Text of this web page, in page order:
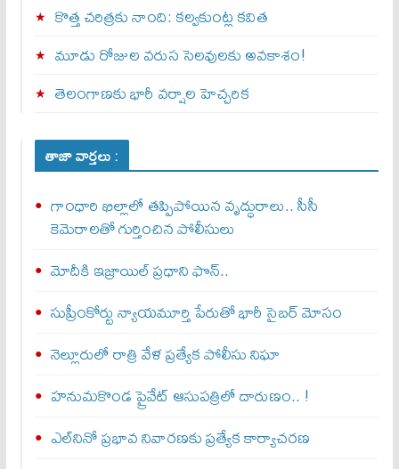
కొత్త చరిత్రకు నాంది: క‌ల్వ‌కుంట్ల కవిత
మూడు రోజుల వరుస సెలవులకు అవకాశం!
తెలంగాణకు భారీ వర్షాల హెచ్చరిక
తాజా వార్తలు :
గాంధారి ఖిల్లాలో తప్పిపోయిన వృద్ధురాలు.. సీసీ
కెమెరాలతో గుర్తించిన పోలీసులు
మోదీకి ఇజ్రాయిల్ ప్ర‌ధాని ఫొన్..
సుప్రీంకోర్టు న్యాయమూర్తి పేరుతో భారీ సైబర్ మోసం
నెల్లూరులో రాత్రి వేళ ప్రత్యేక పోలీసు నిఘా
హనుమకొండ ప్రైవేట్ ఆసుపత్రిలో దారుణం.. !
ఎల్‌నినో ప్రభావ నివారణకు ప్రత్యేక కార్యాచరణ